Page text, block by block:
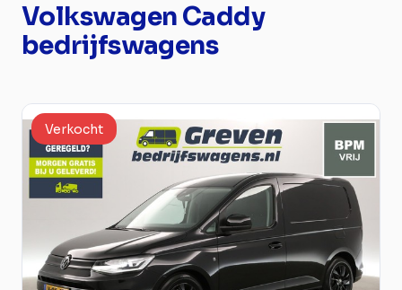
Volkswagen Caddy
bedrijfswagens
Verkocht